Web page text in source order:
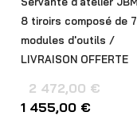
8 tiroirs composé de 7
modules d'outils /
LIVRAISON OFFERTE
2 472,00 €
1 455,00 €